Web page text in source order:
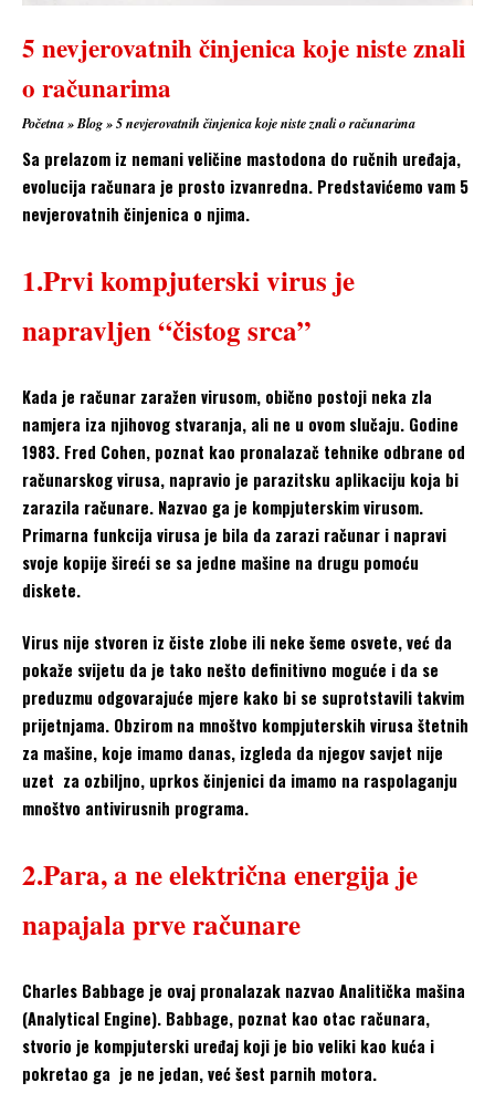
5 nevjerovatnih činjenica koje niste znali
o računarima
Početna»Blog»5 nevjerovatnih činjenica koje niste znali o računarima
Sa prelazom iz nemani veličine mastodona do ručnih uređaja,
evolucija računara je prosto izvanredna. Predstavićemo vam 5
nevjerovatnih činjenica o njima.
1.Prvi kompjuterski virus je
napravljen “čistog srca”
Kada je računar zaražen virusom, obično postoji neka zla
namjera iza njihovog stvaranja, ali ne u ovom slučaju. Godine
1983. Fred Cohen, poznat kao pronalazač tehnike odbrane od
računarskog virusa, napravio je parazitsku aplikaciju koja bi
zarazila računare. Nazvao ga je kompjuterskim virusom.
Primarna funkcija virusa je bila da zarazi računar i napravi
svoje kopije šireći se sa jedne mašine na drugu pomoću
diskete.
Virus nije stvoren iz čiste zlobe ili neke šeme osvete, već da
pokaže svijetu da je tako nešto definitivno moguće i da se
preduzmu odgovarajuće mjere kako bi se suprotstavili takvim
prijetnjama. Obzirom na mnoštvo kompjuterskih virusa štetnih
za mašine, koje imamo danas, izgleda da njegov savjet nije
uzet za ozbiljno, uprkos činjenici da imamo na raspolaganju
mnoštvo antivirusnih programa.
2.Para, a ne električna energija je
napajala prve računare
Charles Babbage je ovaj pronalazak nazvao Analitička mašina
(Analytical Engine). Babbage, poznat kao otac računara,
stvorio je kompjuterski uređaj koji je bio veliki kao kuća i
pokretao ga je ne jedan, već šest parnih motora.